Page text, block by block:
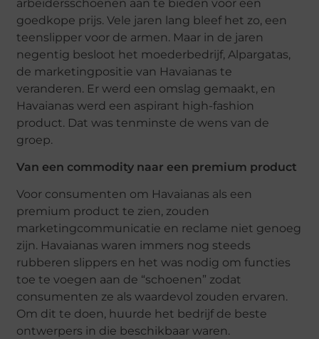
arbeidersschoenen aan te bieden voor een
goedkope prijs. Vele jaren lang bleef het zo, een
teenslipper voor de armen. Maar in de jaren
negentig besloot het moederbedrijf, Alpargatas,
de marketingpositie van Havaianas te
veranderen. Er werd een omslag gemaakt, en
Havaianas werd een aspirant high-fashion
product. Dat was tenminste de wens van de
groep.
Van een commodity naar een premium product
Voor consumenten om Havaianas als een
premium product te zien, zouden
marketingcommunicatie en reclame niet genoeg
zijn. Havaianas waren immers nog steeds
rubberen slippers en het was nodig om functies
toe te voegen aan de “schoenen” zodat
consumenten ze als waardevol zouden ervaren.
Om dit te doen, huurde het bedrijf de beste
ontwerpers in die beschikbaar waren.